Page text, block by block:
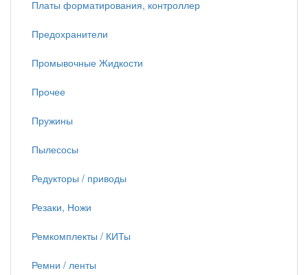
Платы форматирования, контроллер
Предохранители
Промывочные Жидкости
Прочее
Пружины
Пылесосы
Редукторы / приводы
Резаки, Ножи
Ремкомплекты / КИТы
Ремни / ленты